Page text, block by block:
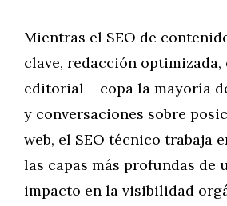
Mientras el SEO de
clave, redacción
editorial— copa la mayoría
y conversaciones sobre
web, el SEO técnico trabaja
las capas más profundas de
impacto en la visibilidad